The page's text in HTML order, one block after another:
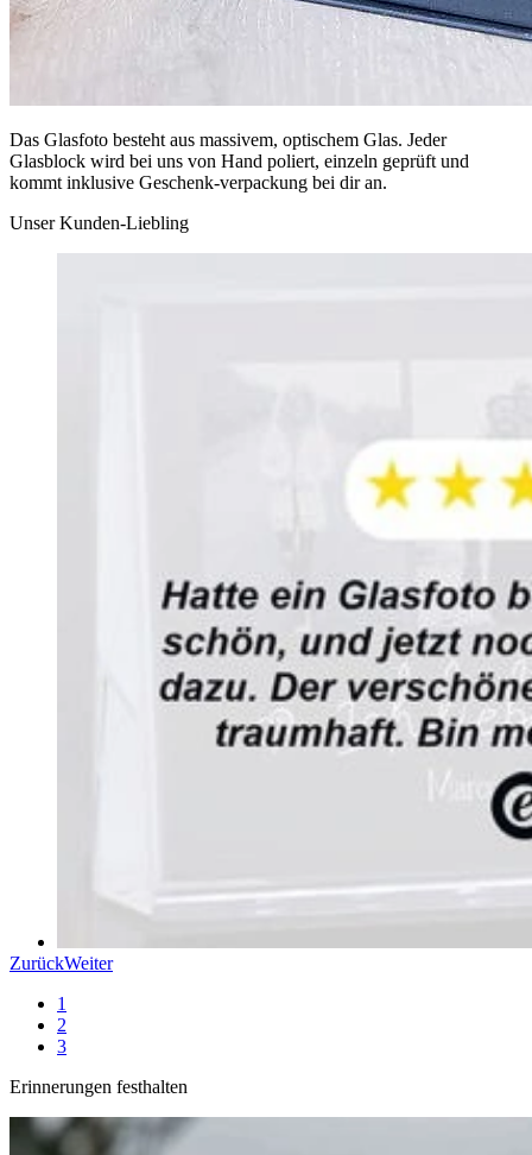
Das Glasfoto besteht aus massivem, optischem Glas. Jeder
Glasblock wird bei uns von Hand poliert, einzeln geprüft und
kommt inklusive Geschenk-verpackung bei dir an.
Unser Kunden-Liebling
ZurückWeiter
1
2
3
Erinnerungen festhalten